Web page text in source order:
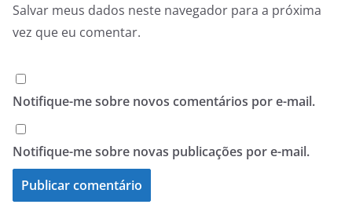
Salvar meus dados neste navegador para a próxima
vez que eu comentar.
Notifique-me sobre novos comentários por e-mail.
Notifique-me sobre novas publicações por e-mail.